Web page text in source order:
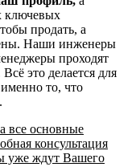
ключевых
продать, а
Наши инженеры
проходят
это делается для
то, что
все основные
консультация
уже ждут Вашего